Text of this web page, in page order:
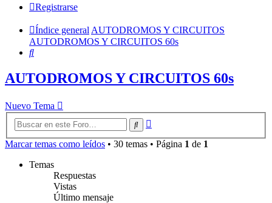
Registrarse
Índice generalAUTODROMOS Y CIRCUITOS
AUTODROMOS Y CIRCUITOS 60s
Buscar
AUTODROMOS Y CIRCUITOS 60s
Nuevo Tema
Buscar
Marcar temas como leídos • 30 temas • Página 1 de 1
Temas
Respuestas
Vistas
Último mensaje